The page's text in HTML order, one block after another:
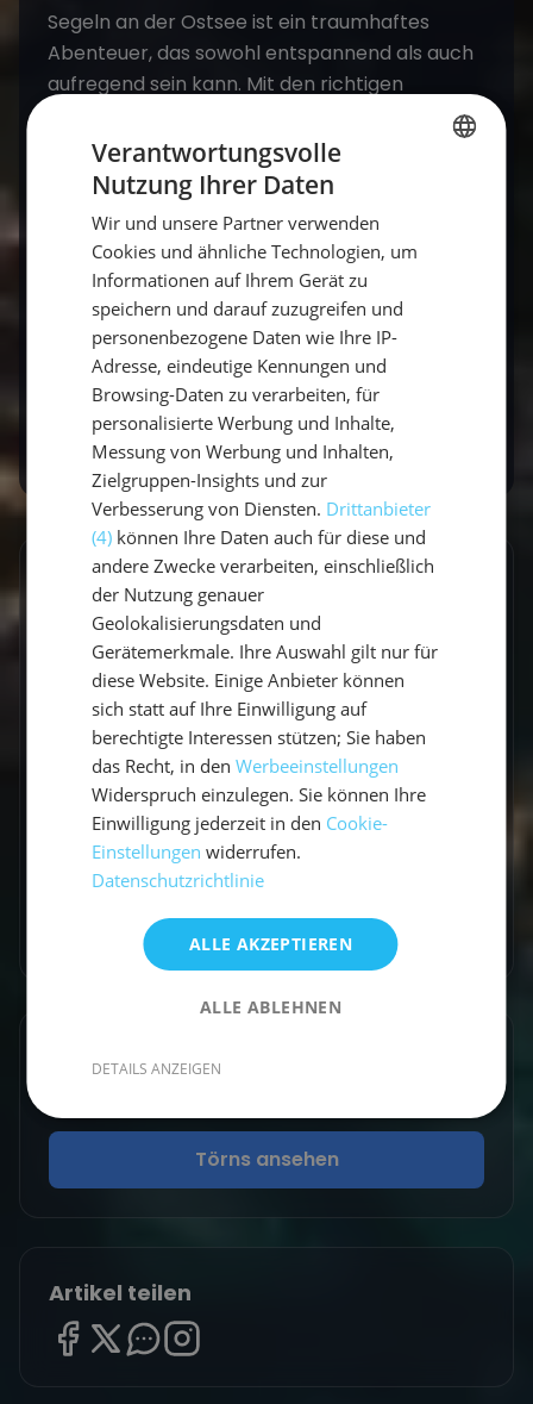
Segeln an der Ostsee ist ein traumhaftes
Abenteuer, das sowohl entspannend als auch
aufregend sein kann. Mit den richtigen
Vorbereitungen und einer positiven Einstellung
wirst du eine unvergessliche Zeit auf dem
Wasser erleben. Packe deine Taschen und
mache dich bereit für dein Segelabenteuer an
der Ostsee! 🌊⛵
Kontakt
Buchen
GESCHRIEBEN VON
Claudia Grubert
Travel Influencerin & Segel-Expertin
Claudia ist begeisterte Travel Influencerin und
leidenschaftliche Seglerin. Auf unserem Blog
teilt sie ihre besten Reiseerlebnisse, fundierte
Revierberichte und praktisches Segelwissen
für dein nächstes Abenteuer auf dem Wasser.
Zum Autorenprofil →
Entdecke ähnliche Törns
Törns ansehen
Artikel teilen
Verantwortungsvolle
Nutzung Ihrer Daten
Wir und unsere Partner verwenden
Cookies und ähnliche Technologien, um
Informationen auf Ihrem Gerät zu
speichern und darauf zuzugreifen und
personenbezogene Daten wie Ihre IP-
Adresse, eindeutige Kennungen und
Browsing-Daten zu verarbeiten, für
personalisierte Werbung und Inhalte,
Messung von Werbung und Inhalten,
Zielgruppen-Insights und zur
Verbesserung von Diensten. Drittanbieter
(4) können Ihre Daten auch für diese und
andere Zwecke verarbeiten, einschließlich
der Nutzung genauer
Geolokalisierungsdaten und
Gerätemerkmale. Ihre Auswahl gilt nur für
diese Website. Einige Anbieter können
sich statt auf Ihre Einwilligung auf
berechtigte Interessen stützen; Sie haben
das Recht, in denWerbeeinstellungen
Widerspruch einzulegen. Sie können Ihre
Einwilligung jederzeit in den Cookie-
Einstellungen widerrufen.
Datenschutzrichtlinie
ALLE AKZEPTIEREN
ALLE ABLEHNEN
DETAILS ANZEIGEN